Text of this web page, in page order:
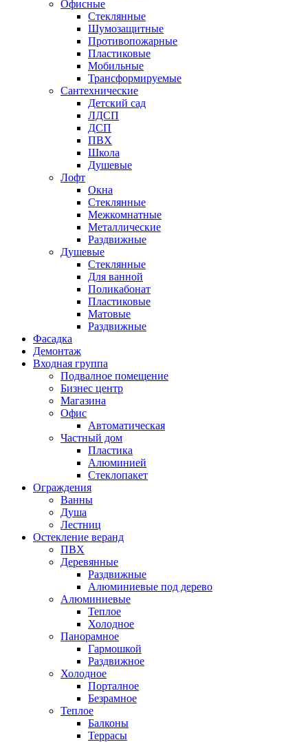
Офисные
Стеклянные
Шумозащитные
Противопожарные
Пластиковые
Мобильные
Трансформируемые
Сантехнические
Детский сад
ЛДСП
ДСП
ПВХ
Школа
Душевые
Лофт
Окна
Стеклянные
Межкомнатные
Металлические
Раздвижные
Душевые
Стеклянные
Для ванной
Поликабонат
Пластиковые
Матовые
Раздвижные
Фасадка
Демонтаж
Входная группа
Подвалное помещение
Бизнес центр
Магазина
Офис
Автоматическая
Частный дом
Пластика
Алюминией
Стеклопакет
Ограждения
Ванны
Душа
Лестниц
Остекление веранд
ПВХ
Деревянные
Раздвижные
Алюминиевые под дерево
Алюминиевые
Теплое
Холодное
Панорамное
Гармошкой
Раздвижное
Холодное
Порталное
Безрамное
Теплое
Балконы
Террасы